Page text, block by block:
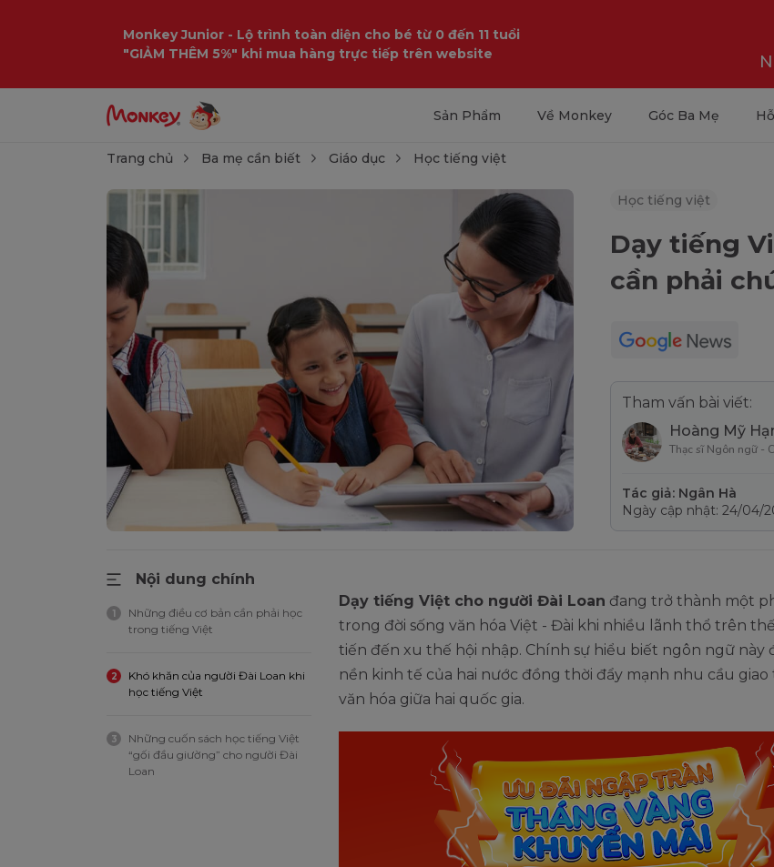
Monkey Junior - Lộ trình toàn diện cho bé từ 0 đến 11 tuổi
"GIẢM THÊM 5%" khi mua hàng trực tiếp trên website
Sản Phẩm Về Monkey Góc Ba Mẹ
Trang chủ Ba mẹ cần biết Giáo dục Học tiếng việt
Học tiếng việt
Dạy tiếng
cần phải
Tham vấn bài viết:
Hoàng Mỹ
Thạc sĩ Ngôn ngữ -
Tác giả: Ngân Hà
Ngày cập nhật: 24/04/
Nội dung chính
1
Những điều cơ bản cần phải học
trong tiếng Việt
2
Khó khăn của người Đài Loan khi
học tiếng Việt
3
Những cuốn sách học tiếng Việt
“gối đầu giường” cho người Đài
Loan
Dạy tiếng Việt cho người Đài Loan đang trở thành một
trong đời sống văn hóa Việt - Đài khi nhiều lãnh thổ trên
tiến đến xu thế hội nhập. Chính sự hiểu biết ngôn ngữ này
nền kinh tế của hai nước đồng thời đẩy mạnh nhu cầu giao
văn hóa giữa hai quốc gia.